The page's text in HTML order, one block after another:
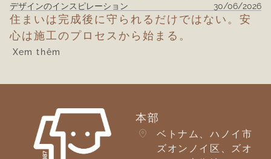
デザインのインスピレーション 30/06/2026
住まいは完成後に守られるだけではない。安
心は施工のプロセスから始まる。
Xem thêm
本部
ベトナム、ハノイ市
ズオンノイ区、ズオ